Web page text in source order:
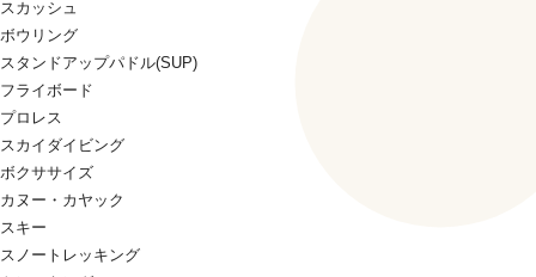
スカッシュ
ボウリング
スタンドアップパドル(SUP)
フライボード
プロレス
スカイダイビング
ボクササイズ
カヌー・カヤック
スキー
スノートレッキング